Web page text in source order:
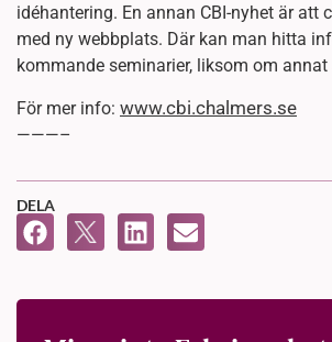
idéhantering. En annan CBI-nyhet är att
med ny webbplats. Där kan man hitta
kommande seminarier, liksom om annat
För mer info: www.cbi.chalmers.se
———–
DELA